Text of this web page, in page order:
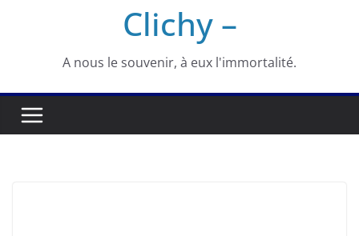
Clichy –
A nous le souvenir, à eux l'immortalité.